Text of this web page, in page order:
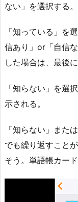
ない」を選択する。
「知っている」を
信あり」or「自信
した場合は、最後
「知らない」を選
示される。
「知らない」また
でも繰り返すこと
そう。単語帳カー